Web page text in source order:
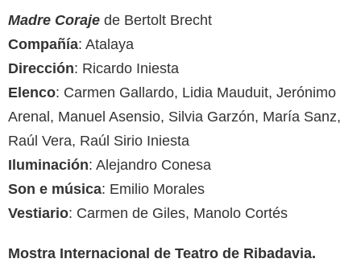
Madre Coraje de Bertolt Brecht
Compañía: Atalaya
Dirección: Ricardo Iniesta
Elenco: Carmen Gallardo, Lidia Mauduit, Jerónimo
Arenal, Manuel Asensio, Silvia Garzón, María Sanz,
Raúl Vera, Raúl Sirio Iniesta
Iluminación: Alejandro Conesa
Son e música: Emilio Morales
Vestiario: Carmen de Giles, Manolo Cortés
Mostra Internacional de Teatro de Ribadavia.